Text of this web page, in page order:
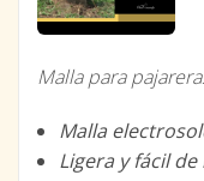
Malla para
Malla
Ligera y fácil